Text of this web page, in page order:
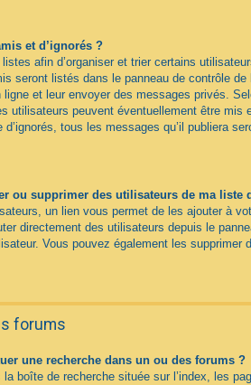
et d’ignorés ?
afin d’organiser et trier certains
seront listés dans le panneau de contrôle de
ligne et leur envoyer des messages privés.
utilisateurs peuvent éventuellement être mis
tous les messages qu’il publiera
ou supprimer des utilisateurs de ma liste
un lien vous permet de les ajouter à
directement des utilisateurs depuis le
Vous pouvez également les
forums
une recherche dans un ou des forums ?
boîte de recherche située sur l’index, les